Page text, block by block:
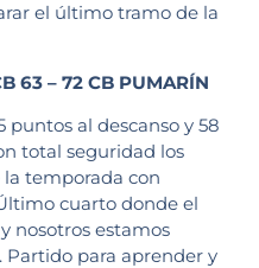
el último tramo de la
63 – 72 CB PUMARÍN
al descanso y 58
total seguridad los
temporada con
cuarto donde el
nosotros estamos
para aprender y